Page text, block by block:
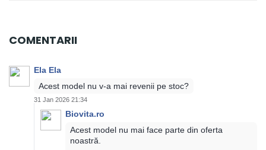
COMENTARII
Ela Ela
Acest model nu v-a mai revenii pe stoc?
31 Jan 2026 21:34
Biovita.ro
Acest model nu mai face parte din oferta
noastră.